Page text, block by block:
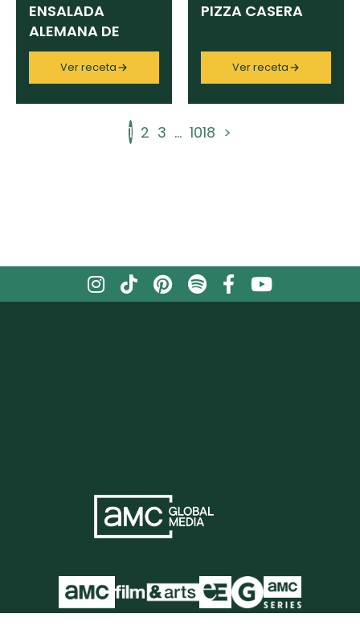
ENSALADA
ALEMANA DE
REMOLACHA
Ver receta
PIZZA CASERA
Ver receta
1 2 3 ... 1018 >